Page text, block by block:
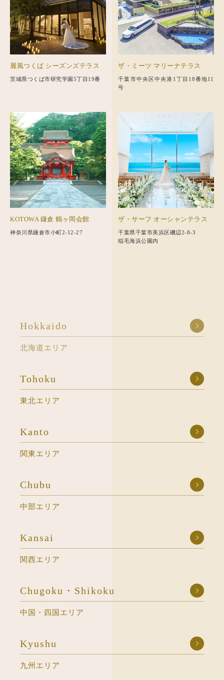
麗風つくば シーズンズテラス
茨城県つくば市研究学園5丁目19番
ザ・ミーツ マリーナテラス
千葉市中央区中央港1丁目18番地11
号
KOTOWA 鎌倉 鶴ヶ岡会館
神奈川県鎌倉市小町2-12-27
ザ・サーフ オーシャンテラス
千葉県千葉市美浜区磯辺2-8-3
稲毛海浜公園内
Hokkaido
北海道エリア
Tohoku
東北エリア
Kanto
関東エリア
Chubu
中部エリア
Kansai
関西エリア
Chugoku・Shikoku
中国・四国エリア
Kyushu
九州エリア